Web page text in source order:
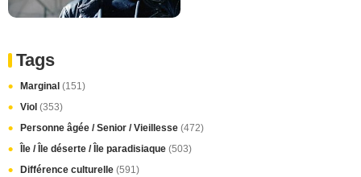
Tags
Marginal (151)
Viol (353)
Personne âgée / Senior / Vieillesse (472)
Île / Île déserte / Île paradisiaque (503)
Différence culturelle (591)